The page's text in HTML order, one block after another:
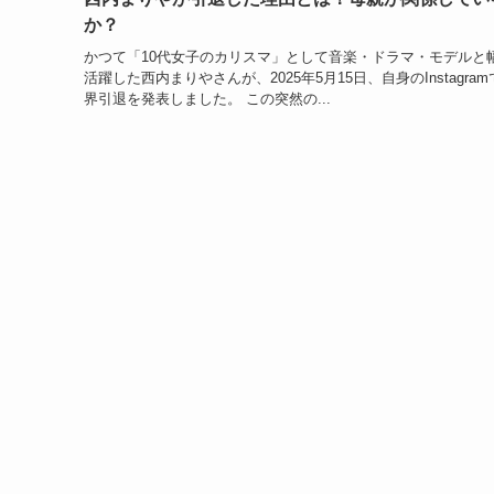
か？
かつて「10代女子のカリスマ」として音楽・ドラマ・モデルと
活躍した西内まりやさんが、2025年5月15日、自身のInstagram
界引退を発表しました。 この突然の...